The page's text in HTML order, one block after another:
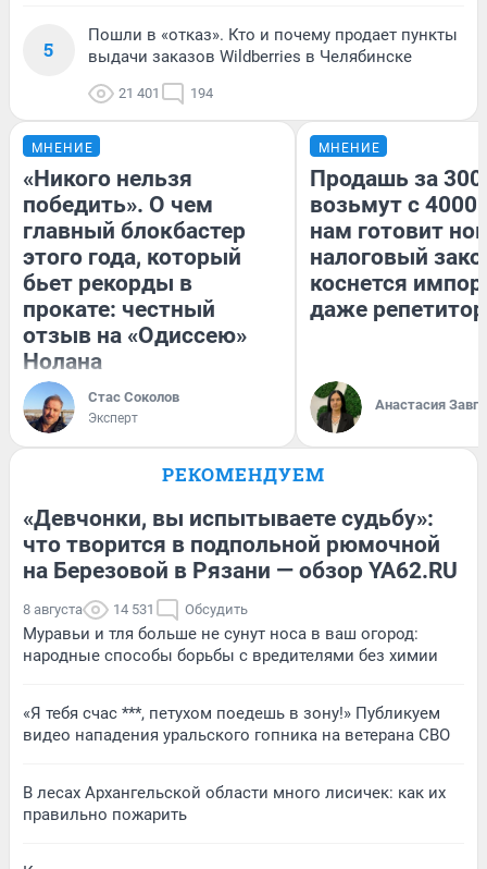
5
Пошли в «отказ». Кто и почему продает пункты
выдачи заказов Wildberries в Челябинске
21 401 194
МНЕНИЕ
«Никого нельзя
победить». О чем
главный блокбастер
этого года, который
бьет рекорды в
прокате: честный
отзыв на «Одиссею»
Нолана
Стас Соколов
Эксперт
МНЕНИЕ
Продашь за
возьмут с
нам готовит
налоговый
коснется
даже
Анастасия
РЕКОМЕНДУЕМ
«Девчонки, вы испытываете судьбу»:
что творится в подпольной рюмочной
на Березовой в Рязани — обзор YA62.RU
8 августа 14 531 Обсудить
Муравьи и тля больше не сунут носа в ваш огород:
народные способы борьбы с вредителями без химии
«Я тебя счас ***, петухом поедешь в зону!» Публикуем
видео нападения уральского гопника на ветерана СВО
В лесах Архангельской области много лисичек: как их
правильно пожарить